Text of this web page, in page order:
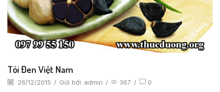
Tỏi Đen Việt Nam
26/12/2015 / Gửi bởi admin / 367 / 0